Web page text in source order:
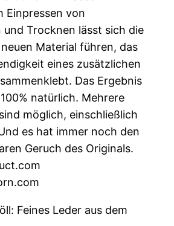
Einpressen von
und Trocknen lässt sich die
Material führen, das
eines zusätzlichen
Das Ergebnis
natürlich. Mehrere
möglich, einschließlich
es hat immer noch den
Geruch des Originals.
Feines Leder aus dem